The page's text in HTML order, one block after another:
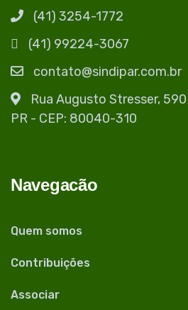
(41) 3254-1772
(41) 99224-3067
contato@sindipar.com.br
Rua Augusto Stresser,
PR - CEP: 80040-310
Navegacão
Quem somos
Contribuições
Associar